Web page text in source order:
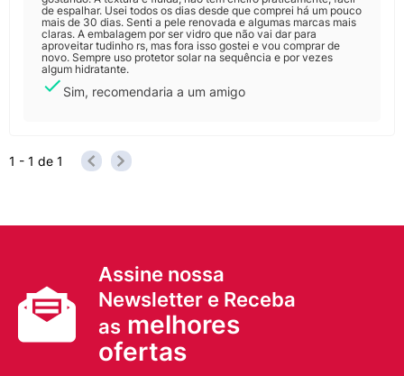
de espalhar. Usei todos os dias desde que comprei há um pouco
mais de 30 dias. Senti a pele renovada e algumas marcas mais
claras. A embalagem por ser vidro que não vai dar para
aproveitar tudinho rs, mas fora isso gostei e vou comprar de
novo. Sempre uso protetor solar na sequência e por vezes
algum hidratante.
Sim, recomendaria a um amigo
1 - 1 de 1
Assine nossa
Newsletter e Receba
as melhores
ofertas